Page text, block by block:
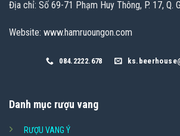
Địa chỉ: Số 69-71 Phạm Huy Thông, P. 17, Q.
Website: www.hamruoungon.com
084.2222.678
Danh mục rượu vang
RƯỢU VANG Ý